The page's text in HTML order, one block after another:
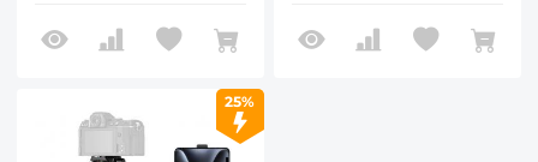
iPhone15/14/13/12 Pro
25%